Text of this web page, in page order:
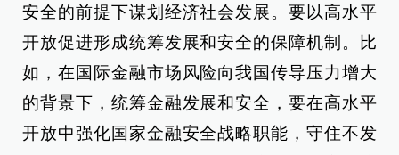
安全的前提下谋划经济社会发展。要以高水平
开放促进形成统筹发展和安全的保障机制。比
如，在国际金融市场风险向我国传导压力增大
的背景下，统筹金融发展和安全，要在高水平
开放中强化国家金融安全战略职能，守住不发